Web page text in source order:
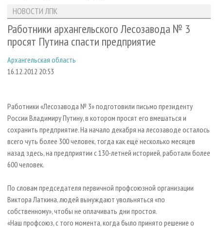
ЛЕСОЗАГОТОВКА
ЛЕСОПИЛЕНИЕ
СУШКА ДРЕВЕСИНЫ
ДЕРЕВЯННОЕ ДОМОСТРОЕНИЕ
ПРОИЗВОДСТВО МЕБЕЛИ
БИОЭНЕРГЕТИКА
ЦБП
ИНСТРУМЕНТ И МАТЕРИАЛЫ
НОВОСТИ ЛПК
НОВОСТИ ЖУРНАЛА
ПРОЕКТЫ ЛПИ
АНАЛИТИКА
ПРЕДПРИЯТИЯ ЛПК
ПЕРСОНЫ
ОФИЦИАЛЬНЫЕ ДЕЛЕГАЦИИ
ПРИОРИТЕТНЫЕ ИНВЕСТПРОЕКТЫ
RUSSIAN FORESTRY REVIEW
ГАЗЕТА ЛЕСПРОМФОРУМ
БИБЛИОТЕКА СПЕЦИАЛИСТА
АРХИВ
АРХИВ ЖУРНАЛОВ
О ЖУРНАЛЕ
ПОДПИСКА
КОНТАКТЫ
РЕКЛАМОДАТЕЛЯМ
РЕКЛАМА
НОВОСТИ ЛПК
Работники архангельского Лесозавода № 3
просят Путина спасти предприятие
Архангельская область
16.12.2012 20:53
Работники «Лесозавода № 3» подготовили письмо президенту
России Владимиру Путину, в котором просят его вмешаться и
сохранить предприятие. На начало декабря на лесозаводе осталось
всего чуть более 300 человек, тогда как ещё несколько месяцев
назад здесь, на предприятии с 130-летней историей, работали более
600 человек.
По словам председателя первичной профсоюзной организации
Виктора Латкина, людей вынуждают увольняться «по
собственному», чтобы не оплачивать дни простоя.
«Наш профсоюз, с того момента, когда было принято решение о